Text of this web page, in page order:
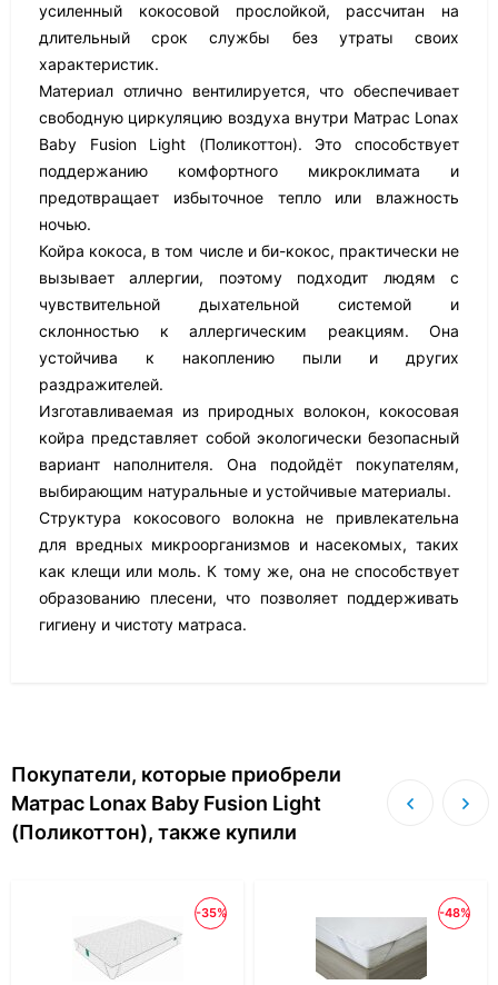
усиленный кокосовой прослойкой, рассчитан на
длительный срок службы без утраты своих
характеристик.
Материал отлично вентилируется, что обеспечивает
свободную циркуляцию воздуха внутри Матрас Lonax
Baby Fusion Light (Поликоттон). Это способствует
поддержанию комфортного микроклимата и
предотвращает избыточное тепло или влажность
ночью.
Койра кокоса, в том числе и би-кокос, практически не
вызывает аллергии, поэтому подходит людям с
чувствительной дыхательной системой и
склонностью к аллергическим реакциям. Она
устойчива к накоплению пыли и других
раздражителей.
Изготавливаемая из природных волокон, кокосовая
койра представляет собой экологически безопасный
вариант наполнителя. Она подойдёт покупателям,
выбирающим натуральные и устойчивые материалы.
Структура кокосового волокна не привлекательна
для вредных микроорганизмов и насекомых, таких
как клещи или моль. К тому же, она не способствует
образованию плесени, что позволяет поддерживать
гигиену и чистоту матраса.
Покупатели, которые приобрели
Матрас Lonax Baby Fusion Light
(Поликоттон), также купили
-35% -48%